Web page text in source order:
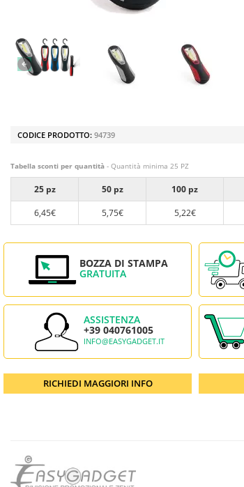
CODICE PRODOTTO: 94739
Tabella sconti per quantità - Quantità minima 25 PZ
25 pz 50 pz 100 pz
6,45€
5,75€ 5,22€
BOZZA DI STAMPA
GRATUITA
ASSISTENZA
+39 040761005
INFO@EASYGADGET.IT
RICHIEDI MAGGIORI INFO